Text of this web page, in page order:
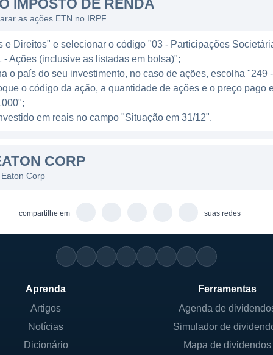
A empresa oferece uma gama de produtos,
automotiva, onde a inovação e a eficiência de
DE NEGÓCIO
operando em mais de 175 países ao redor do
diferentes mercados e atender a uma ampla variedade
soluções sejam aplicáveis em um contexto global.
de energia elétrica, enquanto a divisão Hidráulica
a divisão de Mobilidade se concentra no setor
a eficiência de veículos e equipamentos.
SÓCIOS
de capital aberto, listada na Bolsa de Valores
A estrutura de controle é caracterizada pela
possuindo participações significativas, mas
IMPOSTO DE RENDA
as ações ETN no IRPF
e Direitos" e selecionar o código "03 - Participações
Ações (inclusive as listadas em bolsa)";
o país do seu investimento, no caso de ações, escolha "249
o código da ação, a quantidade de ações e o preço pago
em reais no campo "Situação em 31/12".
CORP
Corp
compartilhe em suas redes
Aprenda
Artigos
Notícias
Dicionário
Ferramentas
Agenda de
Simulador de
Mapa de dividendos